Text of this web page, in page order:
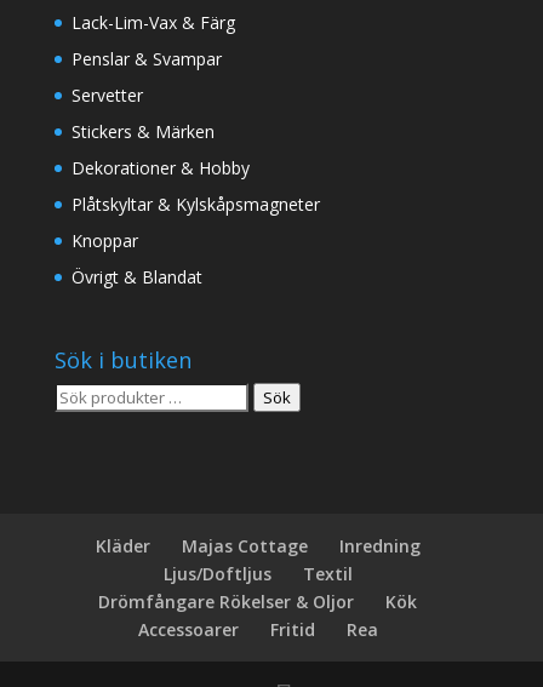
Lack-Lim-Vax & Färg
Penslar & Svampar
Servetter
Stickers & Märken
Dekorationer & Hobby
Plåtskyltar & Kylskåpsmagneter
Knoppar
Övrigt & Blandat
Sök i butiken
Sök
Sök
Kläder Majas Cottage
Inredning
Ljus/Doftljus
Textil
Drömfångare Rökelser & Oljor
Kök
Accessoarer
Fritid Rea